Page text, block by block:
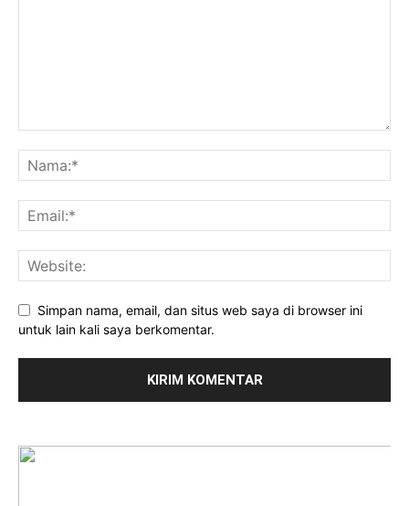
Simpan nama, email, dan situs web saya di browser ini
untuk lain kali saya berkomentar.